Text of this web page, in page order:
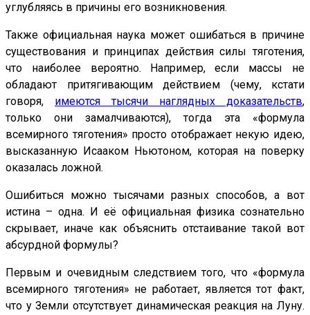
углубляясь в причины его возникновения.
Также официальная наука может ошибаться в причине
существования и принципах действия силы тяготения,
что наиболее вероятно. Например, если массы не
обладают притягивающим действием (чему, кстати
говоря, имеются тысячи наглядных доказательств,
только они замалчиваются), тогда эта «формула
всемирного тяготения» просто отображает некую идею,
высказанную Исааком Ньютоном, которая на поверку
оказалась ложной.
Ошибиться можно тысячами разных способов, а вот
истина – одна. И её официальная физика сознательно
скрывает, иначе как объяснить отстаивание такой вот
абсурдной формулы?
Первым и очевидным следствием того, что «формула
всемирного тяготения» не работает, является тот факт,
что у Земли отсутствует динамическая реакция на Луну.